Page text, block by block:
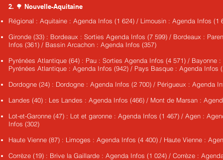
2. 🌳 Nouvelle-Aquitaine
Régional : Aquitaine : Agenda Infos (1 624) / Limousin : Agenda Infos (1
Gironde (33) : Bordeaux : Sorties Agenda Infos (7 599) / Bordeaux :
Infos (361) / Bassin Arcachon : Agenda Infos (357)
Pyrénées Atlantique (64) : Pau : Sorties Agenda Infos (4 571) /
Pyrénées Atlantique : Agenda Infos (942) / Pays Basque : Agenda Infos
Dordogne (24) : Dordogne : Agenda Infos (2 700) / Périgueux : Agenda
Landes (40) : Les Landes : Agenda Infos (466) / Mont de Marsan :
Lot-et-Garonne (47) : Lot et garonne : Agenda Infos (1 467) / Agen :
Infos (302)
Haute Vienne (87) : Limoges : Agenda Infos (4 400) / Haute Vienne :
Corrèze (19) : Brive la Gaillarde : Agenda Infos (1 024) / Corrèze :